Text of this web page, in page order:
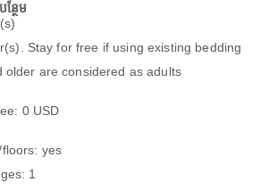
ថែម
Stay for free if using existing bedding
older are considered as adults
0 USD
yes
1